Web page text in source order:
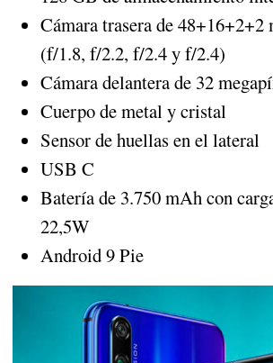
Cámara trasera de 48+16+2+2
(f/1.8, f/2.2, f/2.4 y f/2.4)
Cámara delantera de 32
Cuerpo de metal y cristal
Sensor de huellas en el lateral
USB C
Batería de 3.750 mAh con
22,5W
Android 9 Pie